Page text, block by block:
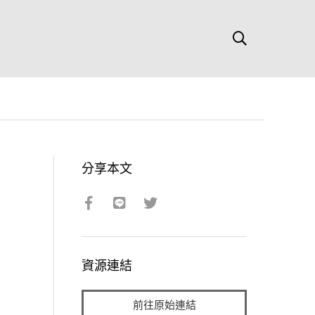
分享本文
資源連結
前往原始連結